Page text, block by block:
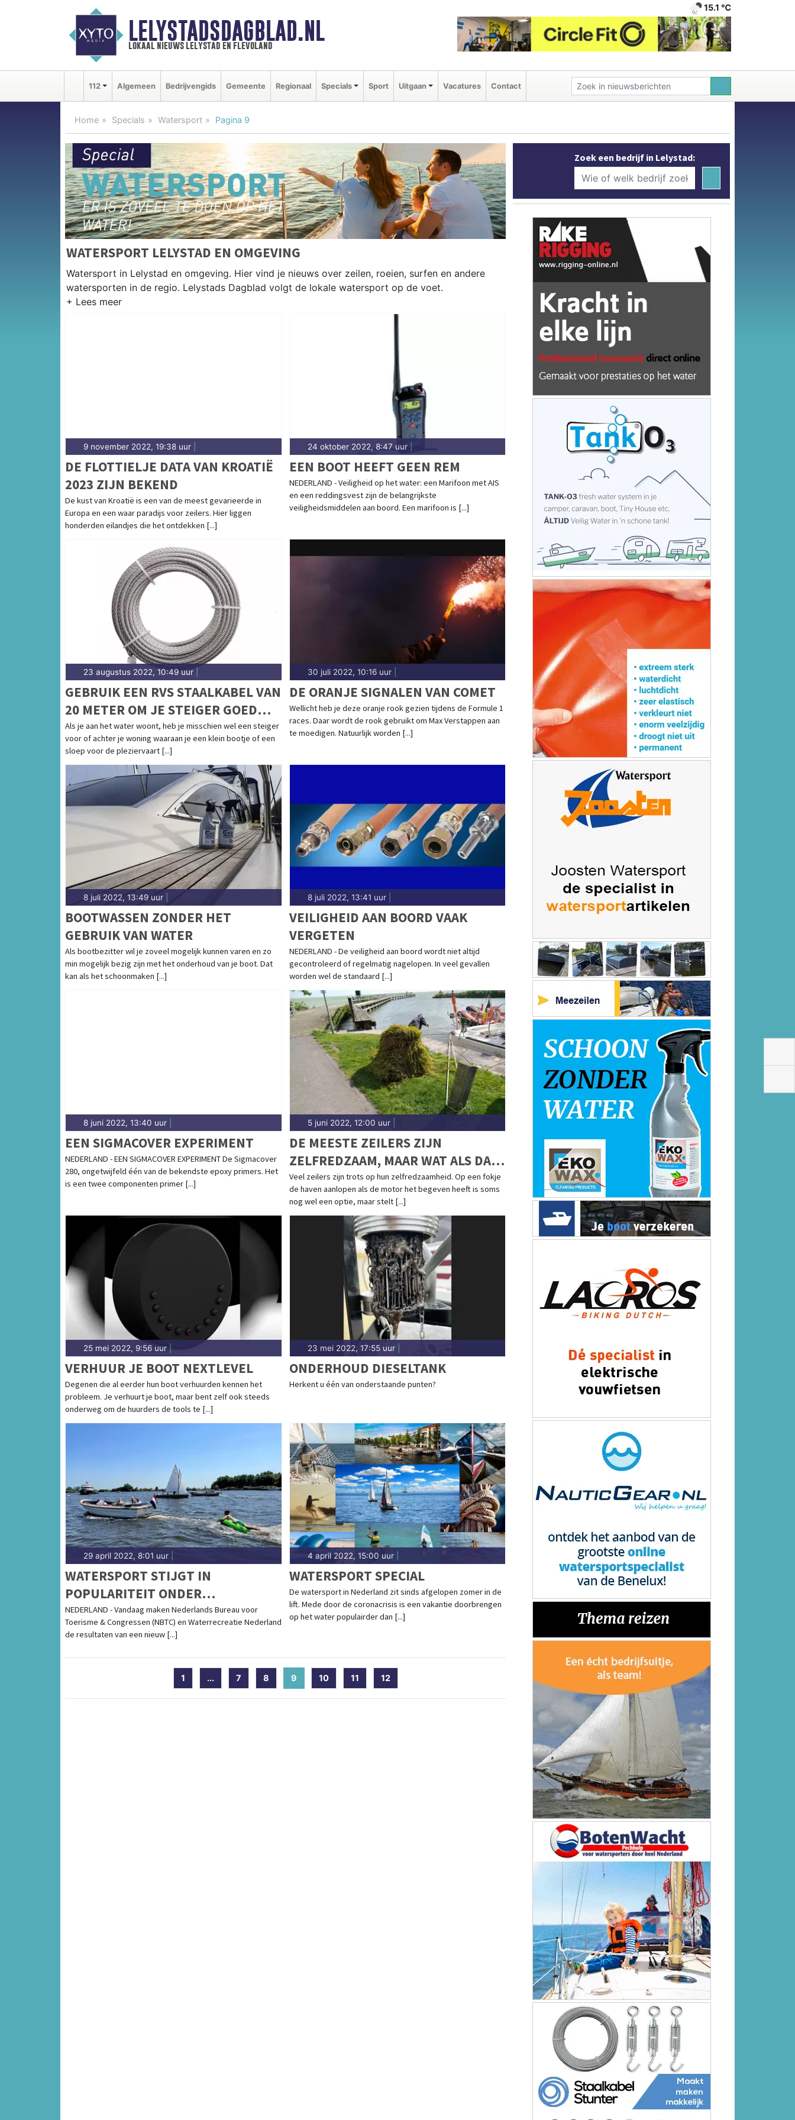
LELYSTADSDAGBLAD.NL
lokaal nieuws lelystad en flevoland
15.1 ℃
112 Algemeen Bedrijvengids Gemeente Regionaal Specials Sport Uitgaan Vacatures Contact
Home Specials Watersport Pagina 9
WATERSPORT LELYSTAD EN OMGEVING
Watersport in Lelystad en omgeving. Hier vind je nieuws over zeilen, roeien, surfen en andere
watersporten in de regio. Lelystads Dagblad volgt de lokale watersport op de voet.
9 november 2022, 19:38 uur
DE FLOTTIELJE DATA VAN KROATIË
2023 ZIJN BEKEND
De kust van Kroatië is een van de meest gevarieerde in
Europa en een waar paradijs voor zeilers. Hier liggen
honderden eilandjes die het ontdekken [...]
24 oktober 2022, 8:47 uur|
EEN BOOT HEEFT GEEN REM
NEDERLAND - Veiligheid op het water: een Marifoon met AIS
en een reddingsvest zijn de belangrijkste
veiligheidsmiddelen aan boord. Een marifoon is [...]
23 augustus 2022, 10:49 uur
GEBRUIK EEN RVS STAALKABEL VAN
20 METER OM JE STEIGER GOED
VAST TE ZETTEN
Als je aan het water woont, heb je misschien wel een steiger
voor of achter je woning waaraan je een klein bootje of een
sloep voor de pleziervaart [...]
30 juli 2022, 10:16 uur|
DE ORANJE SIGNALEN VAN COMET
Wellicht heb je deze oranje rook gezien tijdens de Formule 1
races. Daar wordt de rook gebruikt om Max Verstappen aan
te moedigen. Natuurlijk worden [...]
8 juli 2022, 13:49 uur
BOOTWASSEN ZONDER HET
GEBRUIK VAN WATER
Als bootbezitter wil je zoveel mogelijk kunnen varen en zo
min mogelijk bezig zijn met het onderhoud van je boot. Dat
kan als het schoonmaken [...]
8 juli 2022, 13:41 uur|
VEILIGHEID AAN BOORD VAAK
VERGETEN
NEDERLAND - De veiligheid aan boord wordt niet altijd
gecontroleerd of regelmatig nagelopen. In veel gevallen
worden wel de standaard [...]
8 juni 2022, 13:40 uur
EEN SIGMACOVER EXPERIMENT
NEDERLAND - EEN SIGMACOVER EXPERIMENT De Sigmacover
280, ongetwijfeld één van de bekendste epoxy primers. Het
is een twee componenten primer [...]
5 juni 2022, 12:00 uur|
DE MEESTE ZEILERS ZIJN
ZELFREDZAAM, MAAR WAT ALS DAT
OPHOUDT?
Veel zeilers zijn trots op hun zelfredzaamheid. Op een fokje
de haven aanlopen als de motor het begeven heeft is soms
nog wel een optie, maar stelt [...]
25 mei 2022, 9:56 uur
VERHUUR JE BOOT NEXTLEVEL
Degenen die al eerder hun boot verhuurden kennen het
probleem. Je verhuurt je boot, maar bent zelf ook steeds
onderweg om de huurders de tools te [...]
23 mei 2022, 17:55 uur|
ONDERHOUD DIESELTANK
Herkent u één van onderstaande punten?
29 april 2022, 8:01 uur
WATERSPORT STIJGT IN
POPULARITEIT ONDER
NEDERLANDERS
NEDERLAND - Vandaag maken Nederlands Bureau voor
Toerisme & Congressen (NBTC) en Waterrecreatie Nederland
de resultaten van een nieuw [...]
4 april 2022, 15:00 uur|
WATERSPORT SPECIAL
De watersport in Nederland zit sinds afgelopen zomer in de
lift. Mede door de coronacrisis is een vakantie doorbrengen
op het water populairder dan [...]
1 ... 7 8 9 (current)
10 11 12
Zoek een bedrijf in Lelystad: